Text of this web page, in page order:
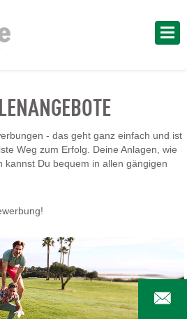
- das geht ganz einfach und ist
Weg zum Erfolg. Deine Anlagen, wie
kannst Du bequem in allen gängigen